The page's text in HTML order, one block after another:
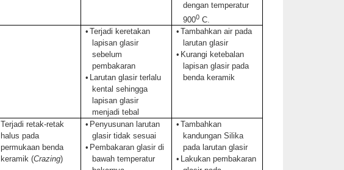
dengan temperatur
9000 C.
• Terjadi keretakan
lapisan glasir
sebelum
pembakaran
• Larutan glasir terlalu
kental sehingga
lapisan glasir
menjadi tebal
• Tambahkan air pada
larutan glasir
• Kurangi ketebalan
lapisan glasir pada
benda keramik
Terjadi retak-retak
halus pada
permukaan benda
keramik (Crazing)
• Penyusunan larutan
glasir tidak sesuai
• Pembakaran glasir di
bawah temperatur
• Tambahkan
kandungan Silika
pada larutan glasir
• Lakukan pembakaran